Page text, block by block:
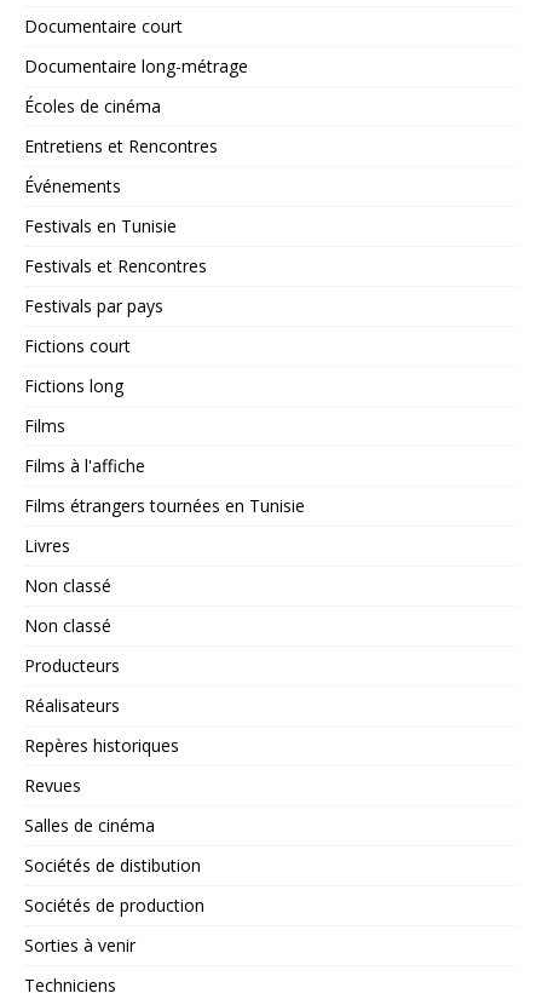
Documentaire court
Documentaire long-métrage
Écoles de cinéma
Entretiens et Rencontres
Événements
Festivals en Tunisie
Festivals et Rencontres
Festivals par pays
Fictions court
Fictions long
Films
Films à l'affiche
Films étrangers tournées en Tunisie
Livres
Non classé
Non classé
Producteurs
Réalisateurs
Repères historiques
Revues
Salles de cinéma
Sociétés de distibution
Sociétés de production
Sorties à venir
Techniciens